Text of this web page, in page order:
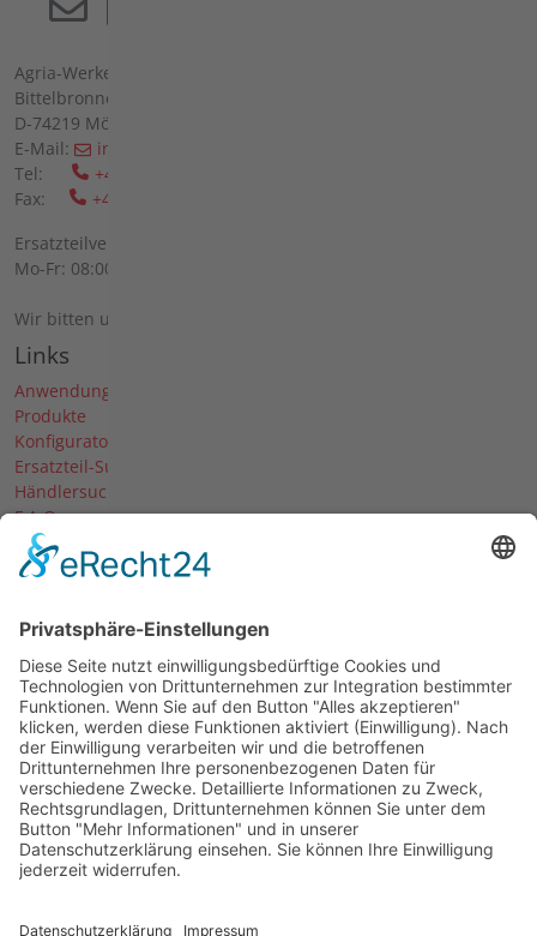
Agria-Werke GmbH
Bittelbronner Str. 42
D-74219 Möckmühl
E-Mail:
info(at)agria(dot)de
Tel:
+49 6298 39-0
Fax:
+49 6298 39-111
Ersatzteilverkauf vor Ort:
Mo-Fr: 08:00 - 12:00 Uhr und 13:00 - 16:00 Uhr
Wir bitten um telefonische Anmeldung.
Links
Anwendungen
Produkte
Konfigurator
Ersatzteil-Suche
Händlersuche
F.A.Q.
Downloads
Forum
Unternehmen
Über uns
News
Termine & Messen
Karriere
Historie